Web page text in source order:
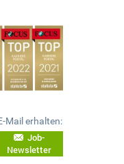
Mail erhalten:
Job-
Newsletter